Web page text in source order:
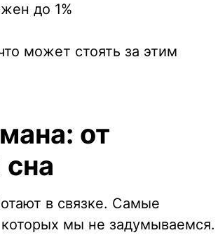
до 1%
может стоять за этим
от
в связке. Самые
мы не задумываемся.